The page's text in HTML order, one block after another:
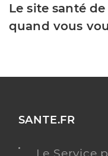
Le site santé
quand vous
SANTE.FR
Le Service